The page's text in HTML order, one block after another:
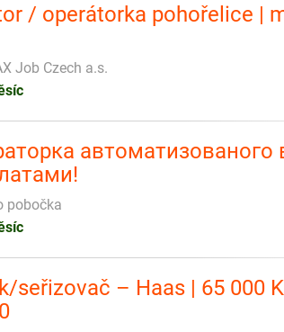
/ operátorka pohořelice |
Job Czech a.s.
автоматизованого
pobočka
seřizovač – Haas | 65 000